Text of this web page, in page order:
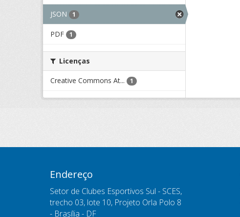
JSON 1
PDF 1
Licenças
Creative Commons At... 1
Endereço
Setor de Clubes Esportivos Sul - SCES,
trecho 03, lote 10, Projeto Orla Polo 8
- Brasília - DF